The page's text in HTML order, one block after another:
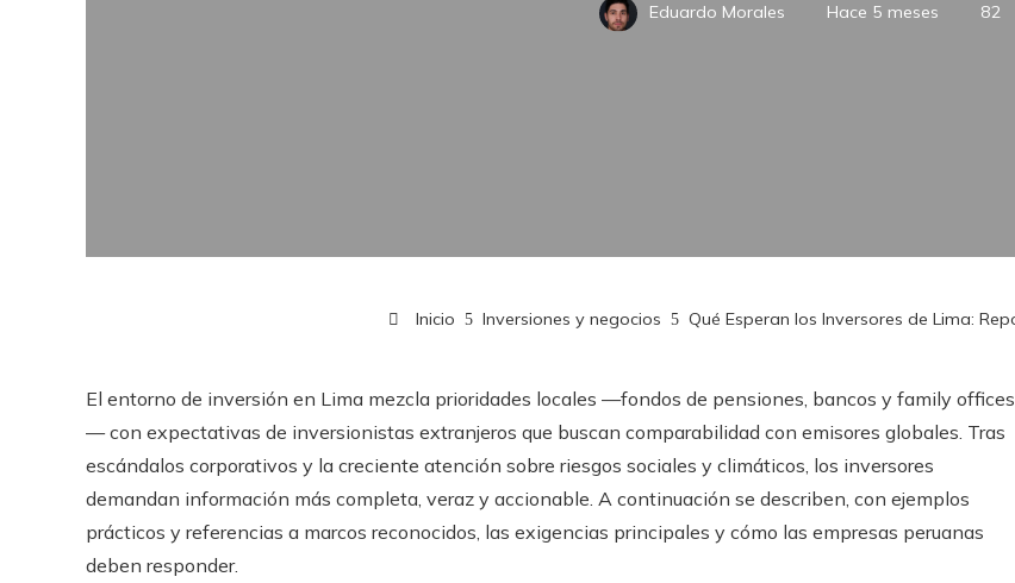
Eduardo Morales Hace 5 meses 82
Inicio Inversiones y negocios Qué Esperan los Inversores de Lima:
El entorno de inversión en Lima mezcla prioridades locales —fondos de pensiones, bancos y family offices
— con expectativas de inversionistas extranjeros que buscan comparabilidad con emisores globales. Tras
escándalos corporativos y la creciente atención sobre riesgos sociales y climáticos, los inversores
demandan información más completa, veraz y accionable. A continuación se describen, con ejemplos
prácticos y referencias a marcos reconocidos, las exigencias principales y cómo las empresas peruanas
deben responder.